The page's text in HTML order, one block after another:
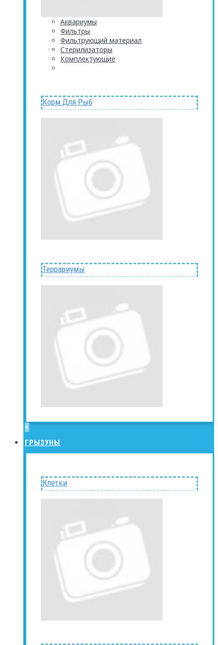
Аквариумы
Фильтры
Фильтрующий материал
Стерилизаторы
Комплектующие
Корм Для Рыб
Террариумы
+
ГРЫЗУНЫ
Клетки